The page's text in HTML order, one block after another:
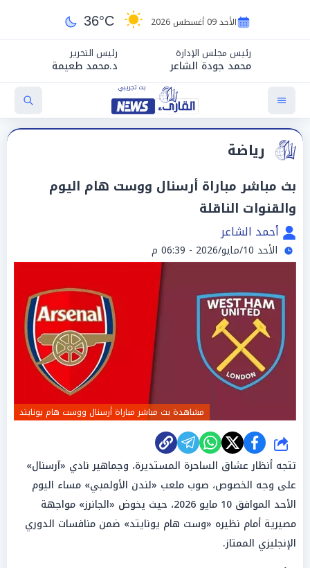
الأحد 09 أغسطس 2026 36°C
رئيس مجلس الإدارة
محمد جودة الشاعر
رئيس التحرير
د.محمد طعيمة
رياضة
بث مباشر مباراة أرسنال ووست هام اليوم
والقنوات الناقلة
أحمد الشاعر
الأحد 10/مايو/2026 - 06:39 م
مشاهدة بث مباشر مباراة أرسنال ووست هام يونايتد
شارك
تتجه أنظار عشاق الساحرة المستديرة، وجماهير نادي «آرسنال»
على وجه الخصوص، صوب ملعب «لندن الأولمبي» مساء اليوم
الأحد الموافق 10 مايو 2026، حيث يخوض «الجانرز» مواجهة
مصيرية أمام نظيره «وست هام يونايتد» ضمن منافسات الدوري
الإنجليزي الممتاز.